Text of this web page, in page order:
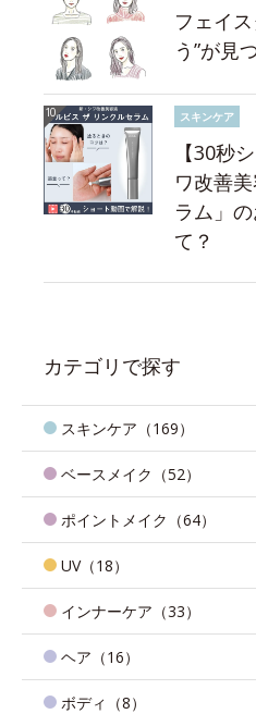
フェイ
う”が見
スキンケア
【30秒
ワ改善
ラム」
て？
カテゴリで探す
スキンケア（169）
ベースメイク（52）
ポイントメイク（64）
UV（18）
インナーケア（33）
ヘア（16）
ボディ（8）